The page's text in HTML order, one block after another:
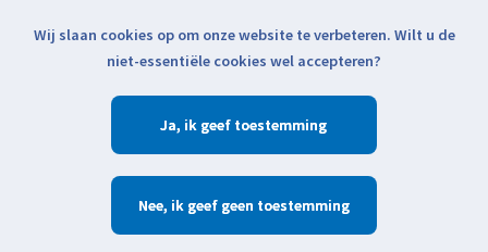
Klik voor actuele verzendinformatie...
Verlanglijst
Zoeken
Wij slaan cookies op om onze website te verbeteren. Wilt u de
niet-essentiële cookies wel accepteren?
Ja
Nee